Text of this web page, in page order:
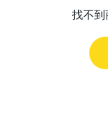
找不到